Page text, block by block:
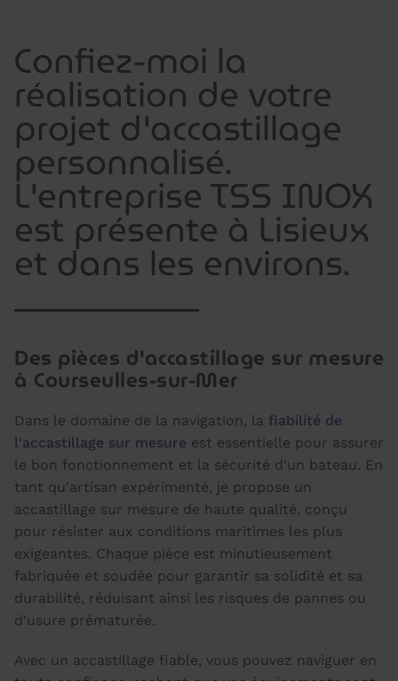
Confiez-moi la
réalisation de votre
projet d'accastillage
personnalisé.
L'entreprise TSS INOX
est présente à Lisieux
et dans les environs.
Des pièces d'accastillage sur mesure
à Courseulles-sur-Mer
Dans le domaine de la navigation, la fiabilité de
l'accastillage sur mesure est essentielle pour assurer
le bon fonctionnement et la sécurité d'un bateau. En
tant qu'artisan expérimenté, je propose un
accastillage sur mesure de haute qualité, conçu
pour résister aux conditions maritimes les plus
exigeantes. Chaque pièce est minutieusement
fabriquée et soudée pour garantir sa solidité et sa
durabilité, réduisant ainsi les risques de pannes ou
d'usure prématurée.
Avec un accastillage fiable, vous pouvez naviguer en